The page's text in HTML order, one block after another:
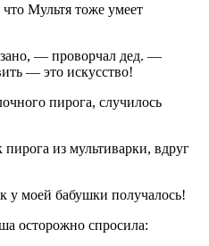
Мультя тоже умеет
— проворчал дед. —
— это искусство!
пирога, случилось
из мультиварки, вдруг
у моей бабушки получалось!
осторожно спросила: